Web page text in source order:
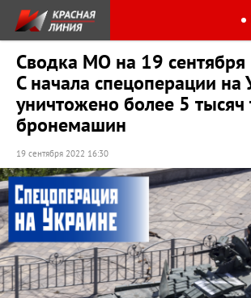
Сводка МО на 19
С начала спецоперации на
уничтожено более 5 тысяч
бронемашин
19 сентября 2022 16:30